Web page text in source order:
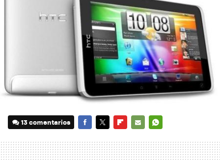
13 comentarios
MAIL